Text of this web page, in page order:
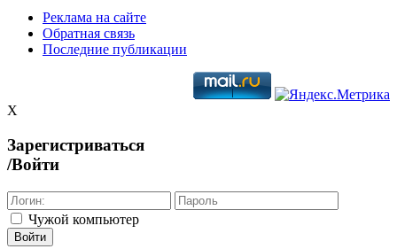
Реклама на сайте
Обратная связь
Последние публикации
X
Зарегистриваться
/Войти
Чужой компьютер
Войти